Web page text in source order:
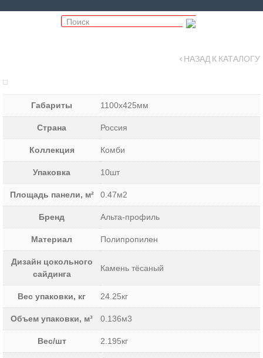
‹ НАЗАД К КАТАЛОГУ
Габариты 1100х425мм
Страна Россия
Коллекция Комби
Упаковка 10шт
Площадь панели, м² 0.47м2
Бренд Альта-профиль
Материал Полипропилен
Дизайн цокольного
сайдинга
Камень тёсаный
Вес упаковки, кг 24.25кг
Объем упаковки, м³ 0.136м3
Вес/шт 2.195кг